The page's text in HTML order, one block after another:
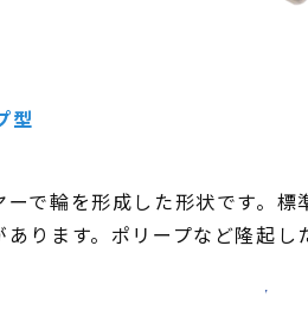
型
で輪を形成した形状です。標
あります。ポリープなど隆起し